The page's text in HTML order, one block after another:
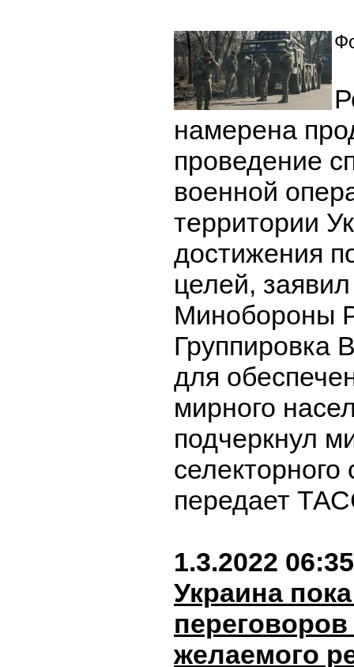
намерена
проведение
военной
территории
достижения
целей,
Минобороны
Группировка
для
мирного
подчеркнул
передает
1.3.2022 06:35
Украина
желаемого